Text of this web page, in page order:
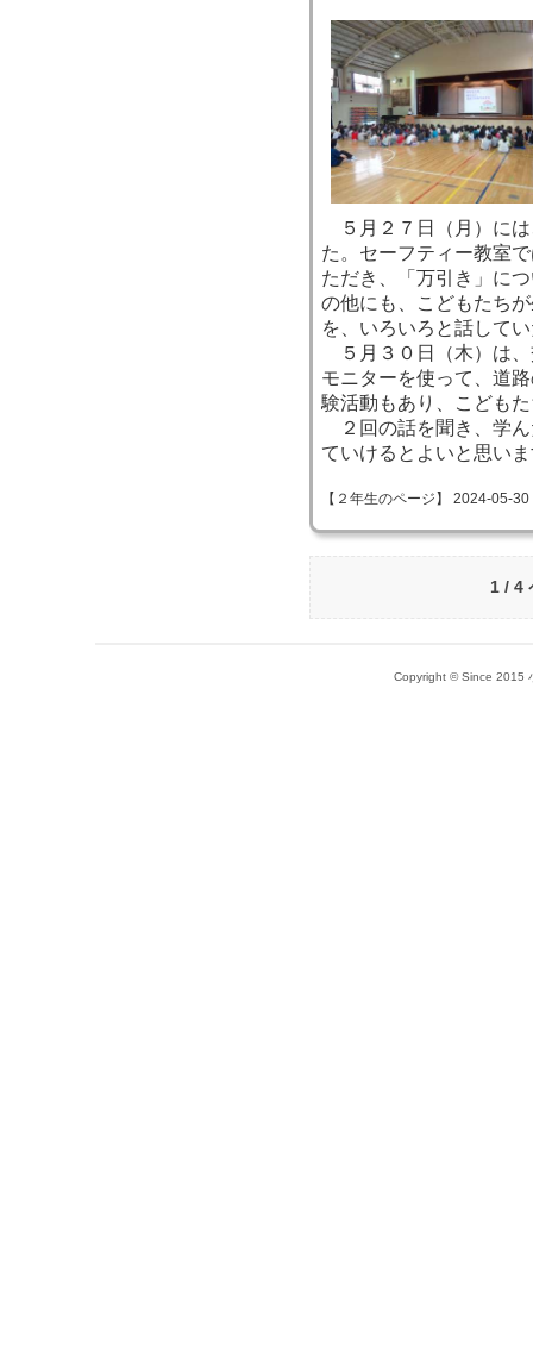
５月２７日（月）に
た。セーフティー教室
ただき、「万引き」に
の他にも、こどもたち
を、いろいろと話して
５月３０日（木）は、
モニターを使って、道
験活動もあり、こども
２回の話を聞き、学ん
ていけるとよいと思い
【２年生のページ】 2024-05-
1 / 4
Copyright © Since 2015